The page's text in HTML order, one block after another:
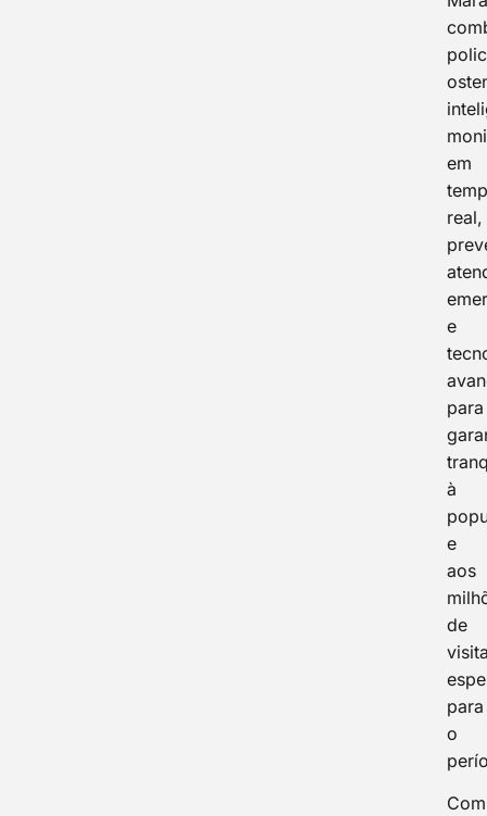
em
real,
e
para
à
e
aos
de
para
o
Com